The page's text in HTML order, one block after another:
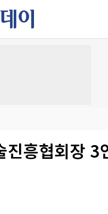
흥협회장 3